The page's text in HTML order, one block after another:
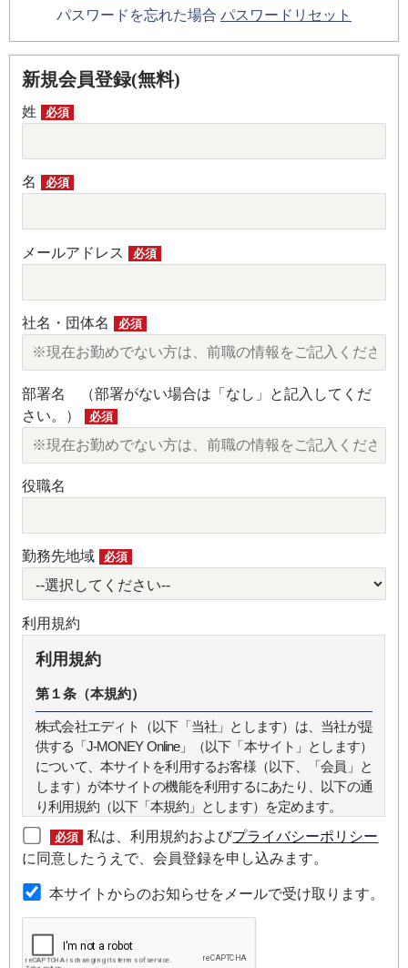
パスワードを忘れた場合 パスワードリセット
新規会員登録(無料)
姓 必須
名 必須
メールアドレス 必須
社名・団体名 必須
部署名 （部署がない場合は「なし」と記入してくだ
さい。）
必須
役職名
勤務先地域 必須
利用規約
利用規約
第１条（本規約）
株式会社エディト（以下「当社」とします）は、当社が提
供する「J-MONEY Online」（以下「本サイト」とします）
について、本サイトを利用するお客様（以下、「会員」と
します）が本サイトの機能を利用するにあたり、以下の通
り利用規約（以下「本規約」とします）を定めます。
第２条（本規約の範囲）
本規約は本サイトが提供するサービスについて規定したも
のです。
第３条（会員）
必須 私は、利用規約およびプライバシーポリシー
に同意したうえで、会員登録を申し込みます。
本サイトからのお知らせをメールで受け取ります。